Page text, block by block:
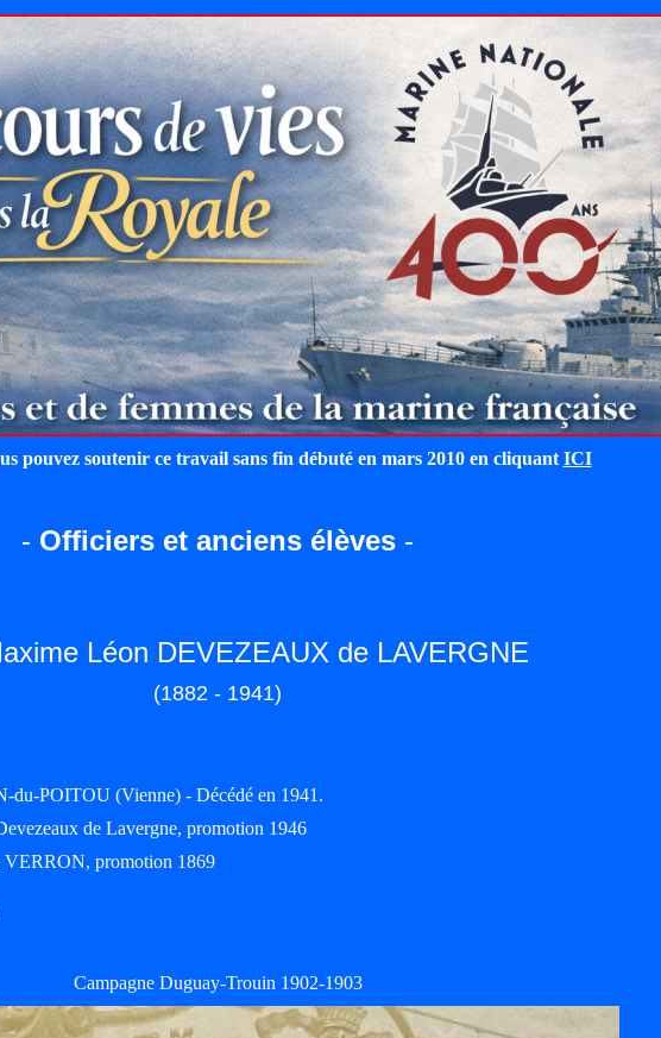
pouvez soutenir ce travail sans fin débuté en mars 2010 en cliquant ICI
- Officiers et anciens élèves -
Léon DEVEZEAUX de LAVERGNE
(1882 - 1941)
du-POITOU (Vienne) - Décédé en 1941.
de Lavergne, promotion 1946
VERRON, promotion 1869
Campagne Duguay-Trouin 1902-1903